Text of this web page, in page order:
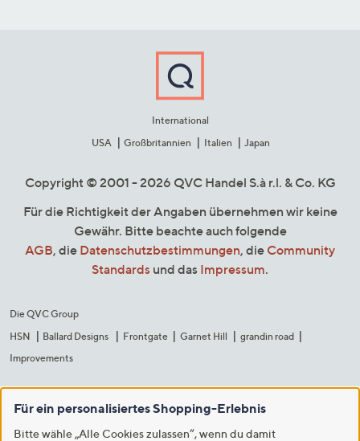
International
USA
Großbritannien Italien Japan
Copyright © 2001 - 2026 QVC Handel S.à r.l. & Co. KG
Für die Richtigkeit der Angaben übernehmen wir keine
Gewähr. Bitte beachte auch folgende
AGB, die Datenschutzbestimmungen, die Community
Standards und das Impressum.
Die QVC Group
HSN
Ballard Designs Frontgate Garnet Hill
grandin road
Improvements
Für ein personalisiertes Shopping-Erlebnis
Bitte wähle „Alle Cookies zulassen“, wenn du damit